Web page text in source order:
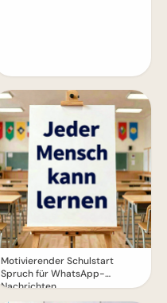
Motivierender Schulstart
Spruch für WhatsApp-
Nachrichten